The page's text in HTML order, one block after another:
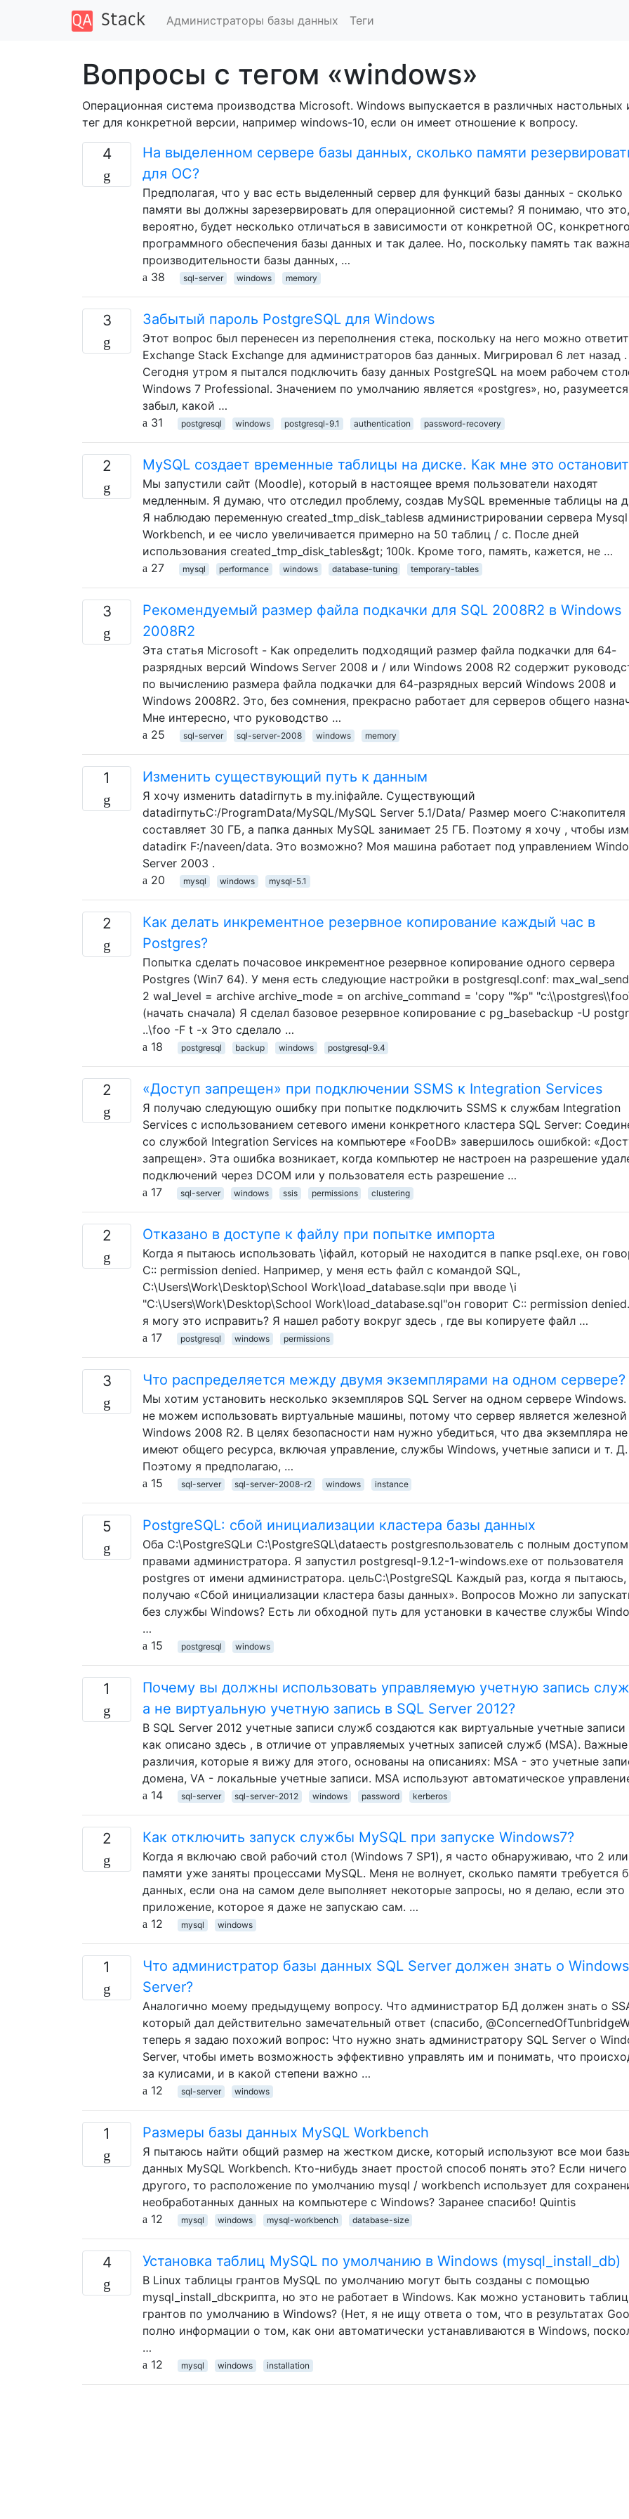
Администраторы базы данных Теги
Вопросы с тегом «windows»
Операционная система производства Microsoft. Windows выпускается в различных
тег для конкретной версии, например windows-10, если он имеет отношение к вопросу.
4
На выделенном сервере базы данных, сколько памяти
для ОС?
Предполагая, что у вас есть выделенный сервер для функций базы данных - сколько
памяти вы должны зарезервировать для операционной системы? Я понимаю, что это,
вероятно, будет несколько отличаться в зависимости от конкретной ОС, конкретного
программного обеспечения базы данных и так далее. Но, поскольку память так
производительности базы данных, …
38
sql-server windows memory
3 Забытый пароль PostgreSQL для Windows
Этот вопрос был перенесен из переполнения стека, поскольку на него можно
Exchange Stack Exchange для администраторов баз данных. Мигрировал 6 лет назад .
Сегодня утром я пытался подключить базу данных PostgreSQL на моем рабочем
Windows 7 Professional. Значением по умолчанию является «postgres», но,
забыл, какой …
31
postgresql windows postgresql-9.1 authentication password-recovery
2 MySQL создает временные таблицы на диске. Как мне это
Мы запустили сайт (Moodle), который в настоящее время пользователи находят
медленным. Я думаю, что отследил проблему, создав MySQL временные таблицы на
Я наблюдаю переменную created_tmp_disk_tablesв администрировании сервера Mysql
Workbench, и ее число увеличивается примерно на 50 таблиц / с. После дней
использования created_tmp_disk_tables&gt; 100k. Кроме того, память, кажется, не …
27
mysql performance windows database-tuning temporary-tables
3
Рекомендуемый размер файла подкачки для SQL 2008R2 в Windows
2008R2
Эта статья Microsoft - Как определить подходящий размер файла подкачки для 64-
разрядных версий Windows Server 2008 и / или Windows 2008 R2 содержит
по вычислению размера файла подкачки для 64-разрядных версий Windows 2008 и
Windows 2008R2. Это, без сомнения, прекрасно работает для серверов общего
Мне интересно, что руководство …
25
sql-server sql-server-2008 windows memory
1 Изменить существующий путь к данным
Я хочу изменить datadirпуть в my.iniфайле. Существующий
datadirпутьC:/ProgramData/MySQL/MySQL Server 5.1/Data/ Размер моего C:накопителя
составляет 30 ГБ, а папка данных MySQL занимает 25 ГБ. Поэтому я хочу , чтобы
datadirк F:/naveen/data. Это возможно? Моя машина работает под управлением
Server 2003 .
20
mysql windows mysql-5.1
2
Как делать инкрементное резервное копирование каждый час в
Postgres?
Попытка сделать почасовое инкрементное резервное копирование одного сервера
Postgres (Win7 64). У меня есть следующие настройки в postgresql.conf:
2 wal_level = archive archive_mode = on archive_command = 'copy "%p"
(начать сначала) Я сделал базовое резервное копирование с pg_basebackup -U
..\foo -F t -x Это сделало …
18
postgresql backup windows postgresql-9.4
2 «Доступ запрещен» при подключении SSMS к Integration Services
Я получаю следующую ошибку при попытке подключить SSMS к службам Integration
Services с использованием сетевого имени конкретного кластера SQL Server:
со службой Integration Services на компьютере «FooDB» завершилось ошибкой:
запрещен». Эта ошибка возникает, когда компьютер не настроен на разрешение
подключений через DCOM или у пользователя есть разрешение …
17
sql-server windows ssis permissions clustering
2 Отказано в доступе к файлу при попытке импорта
Когда я пытаюсь использовать \iфайл, который не находится в папке psql.exe, он
C:: permission denied. Например, у меня есть файл с командой SQL,
C:\Users\Work\Desktop\School Work\load_database.sqlи при вводе \i
"C:\Users\Work\Desktop\School Work\load_database.sql"он говорит C:: permission
я могу это исправить? Я нашел работу вокруг здесь , где вы копируете файл …
17
postgresql windows permissions
3 Что распределяется между двумя экземплярами на одном сервере?
Мы хотим установить несколько экземпляров SQL Server на одном сервере
не можем использовать виртуальные машины, потому что сервер является железной
Windows 2008 R2. В целях безопасности нам нужно убедиться, что два экземпляра не
имеют общего ресурса, включая управление, службы Windows, учетные записи и т. Д.
Поэтому я предполагаю, …
15
sql-server sql-server-2008-r2 windows instance
5 PostgreSQL: сбой инициализации кластера базы данных
Оба C:\PostgreSQLи C:\PostgreSQL\dataесть postgresпользователь с полным
правами администратора. Я запустил postgresql-9.1.2-1-windows.exe от пользователя
postgres от имени администратора. цельC:\PostgreSQL Каждый раз, когда я пытаюсь,
получаю «Сбой инициализации кластера базы данных». Вопросов Можно ли
без службы Windows? Есть ли обходной путь для установки в качестве службы
…
15
postgresql windows
1
Почему вы должны использовать управляемую учетную запись
а не виртуальную учетную запись в SQL Server 2012?
В SQL Server 2012 учетные записи служб создаются как виртуальные учетные записи
как описано здесь , в отличие от управляемых учетных записей служб (MSA). Важные
различия, которые я вижу для этого, основаны на описаниях: MSA - это учетные
домена, VA - локальные учетные записи. MSA используют автоматическое
14
sql-server sql-server-2012 windows password kerberos
2 Как отключить запуск службы MySQL при запуске Windows7?
Когда я включаю свой рабочий стол (Windows 7 SP1), я часто обнаруживаю, что 2
памяти уже заняты процессами MySQL. Меня не волнует, сколько памяти требуется
данных, если она на самом деле выполняет некоторые запросы, но я делаю, если это
приложение, которое я даже не запускаю сам. …
12
mysql windows
1
Что администратор базы данных SQL Server должен знать о Windows
Server?
Аналогично моему предыдущему вопросу. Что администратор БД должен знать о
который дал действительно замечательный ответ (спасибо,
теперь я задаю похожий вопрос: Что нужно знать администратору SQL Server о
Server, чтобы иметь возможность эффективно управлять им и понимать, что
за кулисами, и в какой степени важно …
12
sql-server windows
1 Размеры базы данных MySQL Workbench
Я пытаюсь найти общий размер на жестком диске, который используют все мои
данных MySQL Workbench. Кто-нибудь знает простой способ понять это? Если ничего
другого, то расположение по умолчанию mysql / workbench использует для
необработанных данных на компьютере с Windows? Заранее спасибо! Quintis
12
mysql windows mysql-workbench database-size
4 Установка таблиц MySQL по умолчанию в Windows (mysql_install_db)
В Linux таблицы грантов MySQL по умолчанию могут быть созданы с помощью
mysql_install_dbскрипта, но это не работает в Windows. Как можно установить
грантов по умолчанию в Windows? (Нет, я не ищу ответа о том, что в результатах
полно информации о том, как они автоматически устанавливаются в Windows,
…
12
mysql windows installation